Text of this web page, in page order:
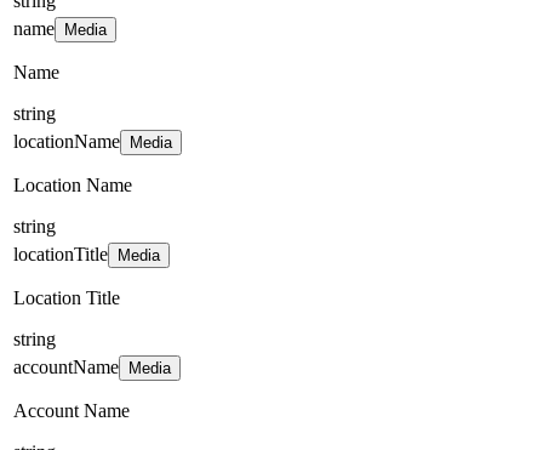
name
Media
Name
string
locationName
Media
Location Name
string
locationTitle
Media
Location Title
string
accountName
Media
Account Name